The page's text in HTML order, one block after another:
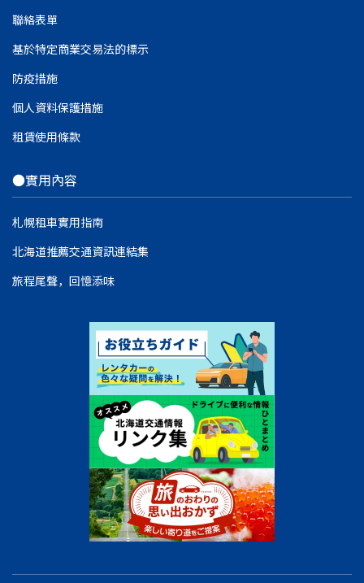
聯絡表單
基於特定商業交易法的標示
防疫措施
個人資料保護措施
租賃使用條款
●實用內容
札幌租車實用指南
北海道推薦交通資訊連結集
旅程尾聲，回憶添味